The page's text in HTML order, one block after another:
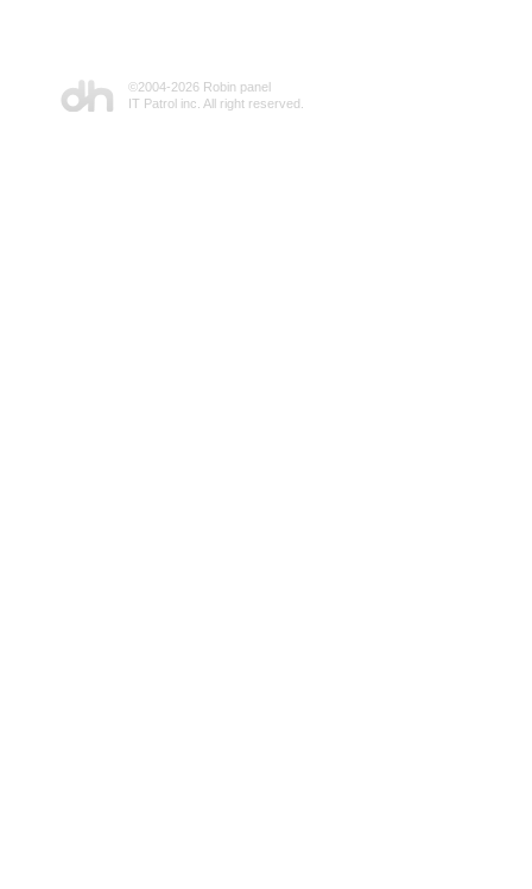
©2004-2026 Robin panel
IT Patrol inc. All right reserved.